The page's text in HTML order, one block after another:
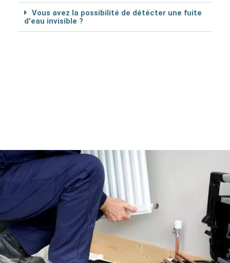
Vous avez la possibilité de détécter une fuite
d'eau invisible ?